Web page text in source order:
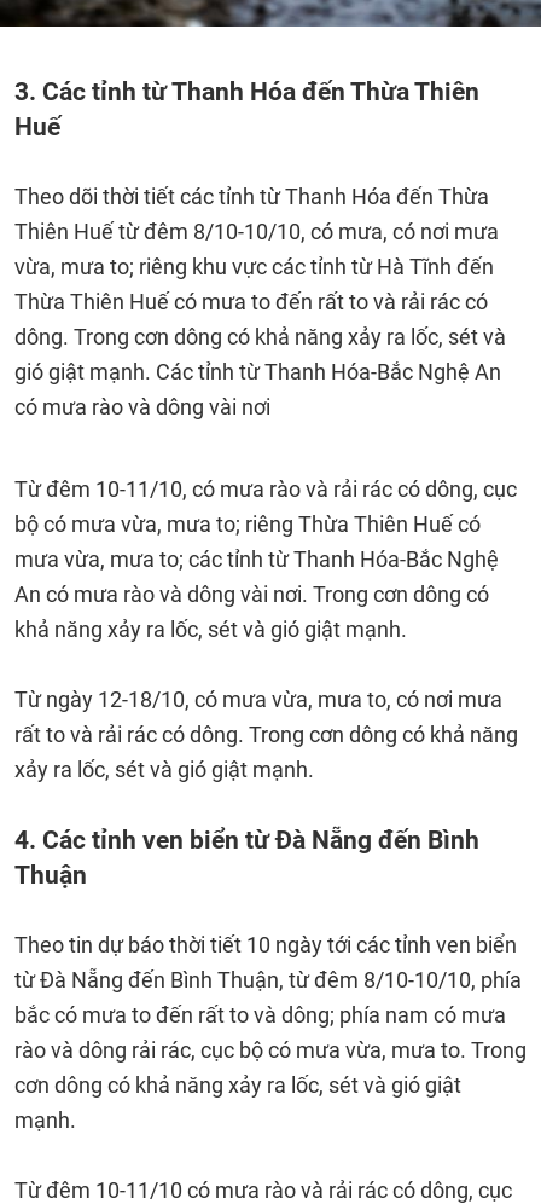
3. Các tỉnh từ Thanh Hóa đến Thừa Thiên
Huế
Theo dõi thời tiết các tỉnh từ Thanh Hóa đến Thừa
Thiên Huế từ đêm 8/10-10/10, có mưa, có nơi mưa
vừa, mưa to; riêng khu vực các tỉnh từ Hà Tĩnh đến
Thừa Thiên Huế có mưa to đến rất to và rải rác có
dông. Trong cơn dông có khả năng xảy ra lốc, sét và
gió giật mạnh. Các tỉnh từ Thanh Hóa-Bắc Nghệ An
có mưa rào và dông vài nơi
Từ đêm 10-11/10, có mưa rào và rải rác có dông, cục
bộ có mưa vừa, mưa to; riêng Thừa Thiên Huế có
mưa vừa, mưa to; các tỉnh từ Thanh Hóa-Bắc Nghệ
An có mưa rào và dông vài nơi. Trong cơn dông có
khả năng xảy ra lốc, sét và gió giật mạnh.
Từ ngày 12-18/10, có mưa vừa, mưa to, có nơi mưa
rất to và rải rác có dông. Trong cơn dông có khả năng
xảy ra lốc, sét và gió giật mạnh.
4. Các tỉnh ven biển từ Đà Nẵng đến Bình
Thuận
Theo tin dự báo thời tiết 10 ngày tới các tỉnh ven biển
từ Đà Nẵng đến Bình Thuận, từ đêm 8/10-10/10, phía
bắc có mưa to đến rất to và dông; phía nam có mưa
rào và dông rải rác, cục bộ có mưa vừa, mưa to. Trong
cơn dông có khả năng xảy ra lốc, sét và gió giật
mạnh.
Từ đêm 10-11/10 có mưa rào và rải rác có dông, cục